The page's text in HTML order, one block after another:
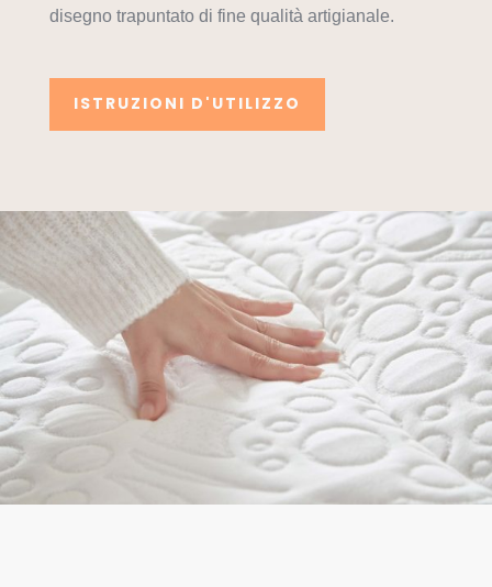
disegno trapuntato di fine qualità artigianale.
ISTRUZIONI D'UTILIZZO